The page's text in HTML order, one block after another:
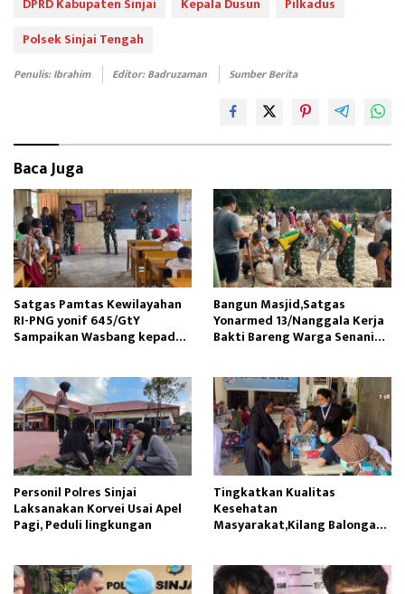
oo
k
d
o
n
Polsek Sinjai Tengah
Penulis: Ibrahim Editor: Badruzaman Sumber Berita
Baca Juga
Satgas Pamtas Kewilayahan
RI-PNG yonif 645/GtY
Sampaikan Wasbang kepada
Bangun Masjid,Satgas
Yonarmed 13/Nanggala Kerja
Bakti Bareng Warga Senaning
Personil Polres Sinjai
Laksanakan Korvei Usai Apel
Pagi, Peduli lingkungan
Tingkatkan Kualitas
Kesehatan
Masyarakat,Kilang Balongan